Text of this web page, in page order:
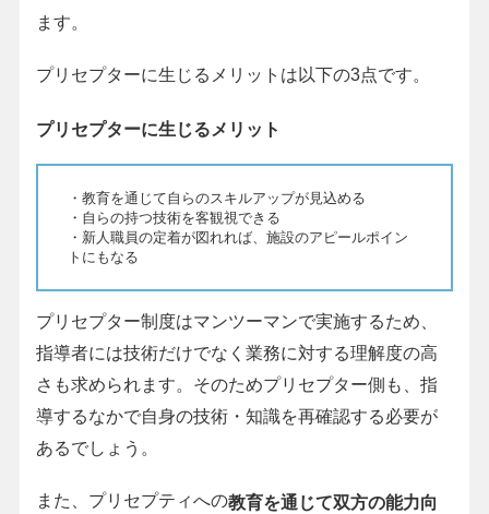
ます。
プリセプターに生じるメリットは以下の3点です。
プリセプターに生じるメリット
・教育を通じて自らのスキルアップが見込める
・自らの持つ技術を客観視できる
・新人職員の定着が図れれば、施設のアピールポイン
トにもなる
プリセプター制度はマンツーマンで実施するため、
指導者には技術だけでなく業務に対する理解度の高
さも求められます。そのためプリセプター側も、指
導するなかで自身の技術・知識を再確認する必要が
あるでしょう。
また、プリセプティへの教育を通じて双方の能力向